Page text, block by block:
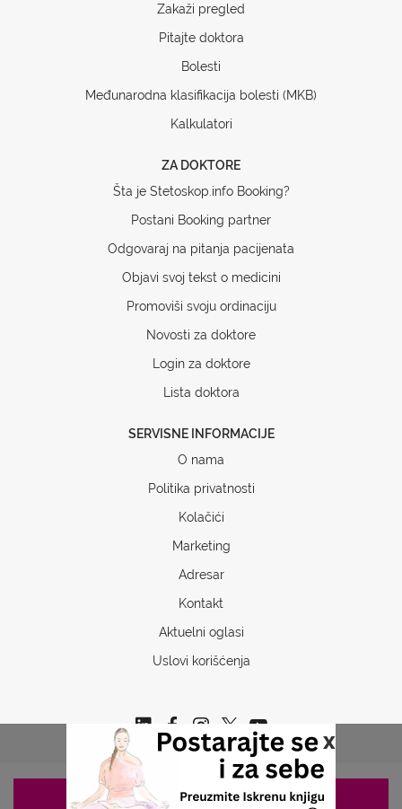
x
Zakaži pregled
Pitajte doktora
Bolesti
Međunarodna klasifikacija bolesti (MKB)
Kalkulatori
ZA DOKTORE
Šta je Stetoskop.info Booking?
Postani Booking partner
Odgovaraj na pitanja pacijenata
Objavi svoj tekst o medicini
Promoviši svoju ordinaciju
Novosti za doktore
Login za doktore
Lista doktora
SERVISNE INFORMACIJE
O nama
Politika privatnosti
Kolačići
Marketing
Adresar
Kontakt
Aktuelni oglasi
Uslovi korišćenja
ZAKAZIVANJE 063/687-460